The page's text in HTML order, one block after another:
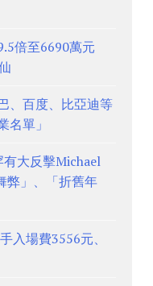
倍至6690萬元
、百度、比亞迪等
名單」
大反擊Michael
弊」、「折舊年
場費3556元、